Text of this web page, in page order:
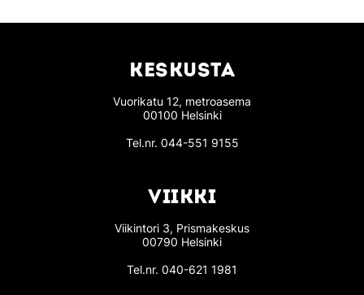
KESKUSTA
Vuorikatu 12, metroasema
00100 Helsinki
Tel.nr. 044-551 9155
VIIKKI
Viikintori 3, Prismakeskus
00790 Helsinki
Tel.nr. 040-621 1981